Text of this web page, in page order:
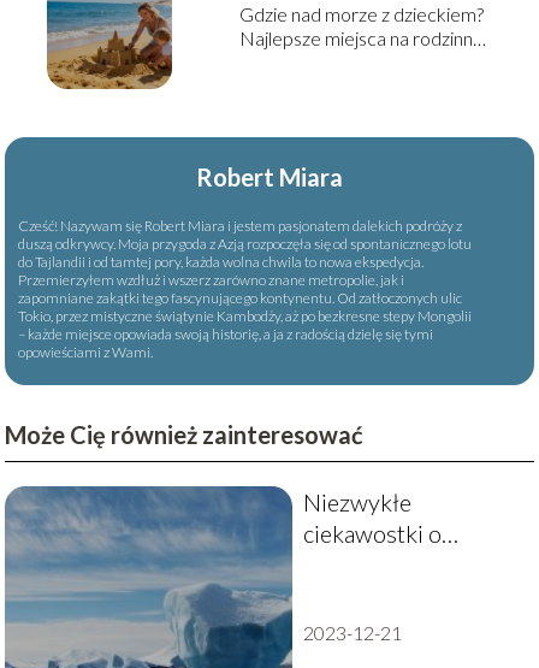
Gdzie nad morze z dzieckiem?
Najlepsze miejsca na rodzinny
Robert Miara
Cześć! Nazywam się Robert Miara i jestem pasjonatem dalekich podróży z
duszą odkrywcy. Moja przygoda z Azją rozpoczęła się od spontanicznego lotu
do Tajlandii i od tamtej pory, każda wolna chwila to nowa ekspedycja.
Przemierzyłem wzdłuż i wszerz zarówno znane metropolie, jak i
zapomniane zakątki tego fascynującego kontynentu. Od zatłoczonych ulic
Tokio, przez mistyczne świątynie Kambodży, aż po bezkresne stepy Mongolii
– każde miejsce opowiada swoją historię, a ja z radością dzielę się tymi
opowieściami z Wami.
Może Cię również zainteresować
Niezwykłe
ciekawostki o
2023-12-21